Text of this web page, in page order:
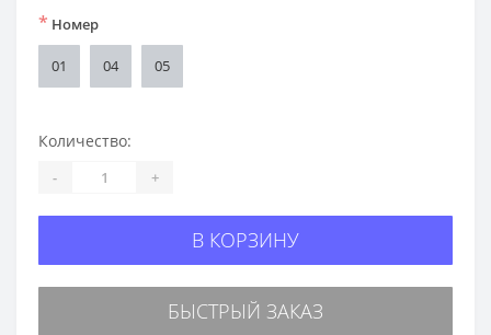
* Номер
01 04 05
Количество:
- +
В КОРЗИНУ
БЫСТРЫЙ ЗАКАЗ